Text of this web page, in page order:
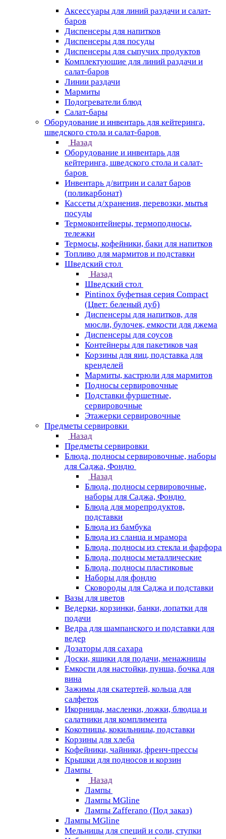
Аксессуары для линий раздачи и салат-
баров
Диспенсеры для напитков
Диспенсеры для посуды
Диспенсеры для сыпучих продуктов
Комплектующие для линий раздачи и
салат-баров
Линии раздачи
Мармиты
Подогреватели блюд
Салат-бары
Оборудование и инвентарь для кейтеринга,
шведского стола и салат-баров
Назад
Оборудование и инвентарь для
кейтеринга, шведского стола и салат-
баров
Инвентарь д/витрин и салат баров
(поликарбонат)
Кассеты д/хранения, перевозки, мытья
посуды
Термоконтейнеры, термоподносы,
тележки
Термосы, кофейники, баки для напитков
Топливо для мармитов и подставки
Шведский стол
Назад
Шведский стол
Pintinox буфетная серия Compact
(Цвет: беленый дуб)
Диспенсеры для напитков, для
мюсли, булочек, емкости для джема
Диспенсеры для соусов
Контейнеры для пакетиков чая
Корзины для яиц, подставка для
кренделей
Мармиты, кастрюли для мармитов
Подносы сервировочные
Подставки фуршетные,
сервировочные
Этажерки сервировочные
Предметы сервировки
Назад
Предметы сервировки
Блюда, подносы сервировочные, наборы
для Саджа, Фондю
Назад
Блюда, подносы сервировочные,
наборы для Саджа, Фондю
Блюда для морепродуктов,
подставки
Блюда из бамбука
Блюда из сланца и мрамора
Блюда, подносы из стекла и фарфора
Блюда, подносы металлические
Блюда, подносы пластиковые
Наборы для фондю
Сковороды для Саджа и подставки
Вазы для цветов
Ведерки, корзинки, банки, лопатки для
подачи
Ведра для шампанского и подставки для
ведер
Дозаторы для сахара
Доски, ящики для подачи, менажницы
Емкости для настойки, пунша, бочка для
вина
Зажимы для скатертей, кольца для
салфеток
Икорницы, масленки, ложки, блюдца и
салатники для комплимента
Кокотницы, кокильницы, подставки
Корзины для хлеба
Кофейники, чайники, френч-прессы
Крышки для подносов и корзин
Лампы
Назад
Лампы
Лампы MGline
Лампы Zafferano (Под заказ)
Лампы MGline
Мельницы для специй и соли, ступки